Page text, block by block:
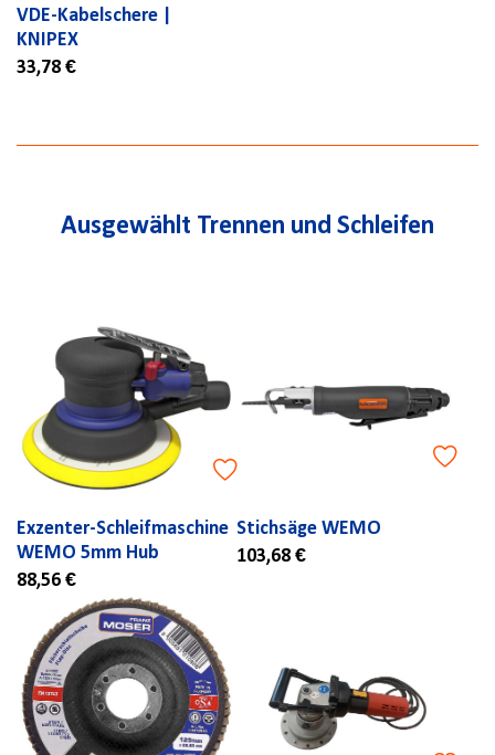
VDE-Kabelschere |
KNIPEX
33,78 €
Ausgewählt Trennen und Schleifen
Exzenter-Schleifmaschine
WEMO 5mm Hub
88,56 €
Stichsäge WEMO
103,68 €